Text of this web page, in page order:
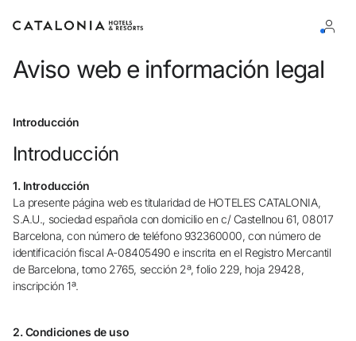
Inicia sesión en tu cuenta
Iniciar sesión
o usa una de estas opciones
Entra con Google
Aviso web e información legal
Introducción
Introducción
1. Introducción
La presente página web es titularidad de HOTELES CATALONIA,
S.A.U., sociedad española con domicilio en c/ Castellnou 61, 08017
Barcelona, con número de teléfono 932360000, con número de
identificación fiscal A-08405490 e inscrita en el Registro Mercantil
de Barcelona, tomo 2765, sección 2ª, folio 229, hoja 29428,
inscripción 1ª.
2. Condiciones de uso